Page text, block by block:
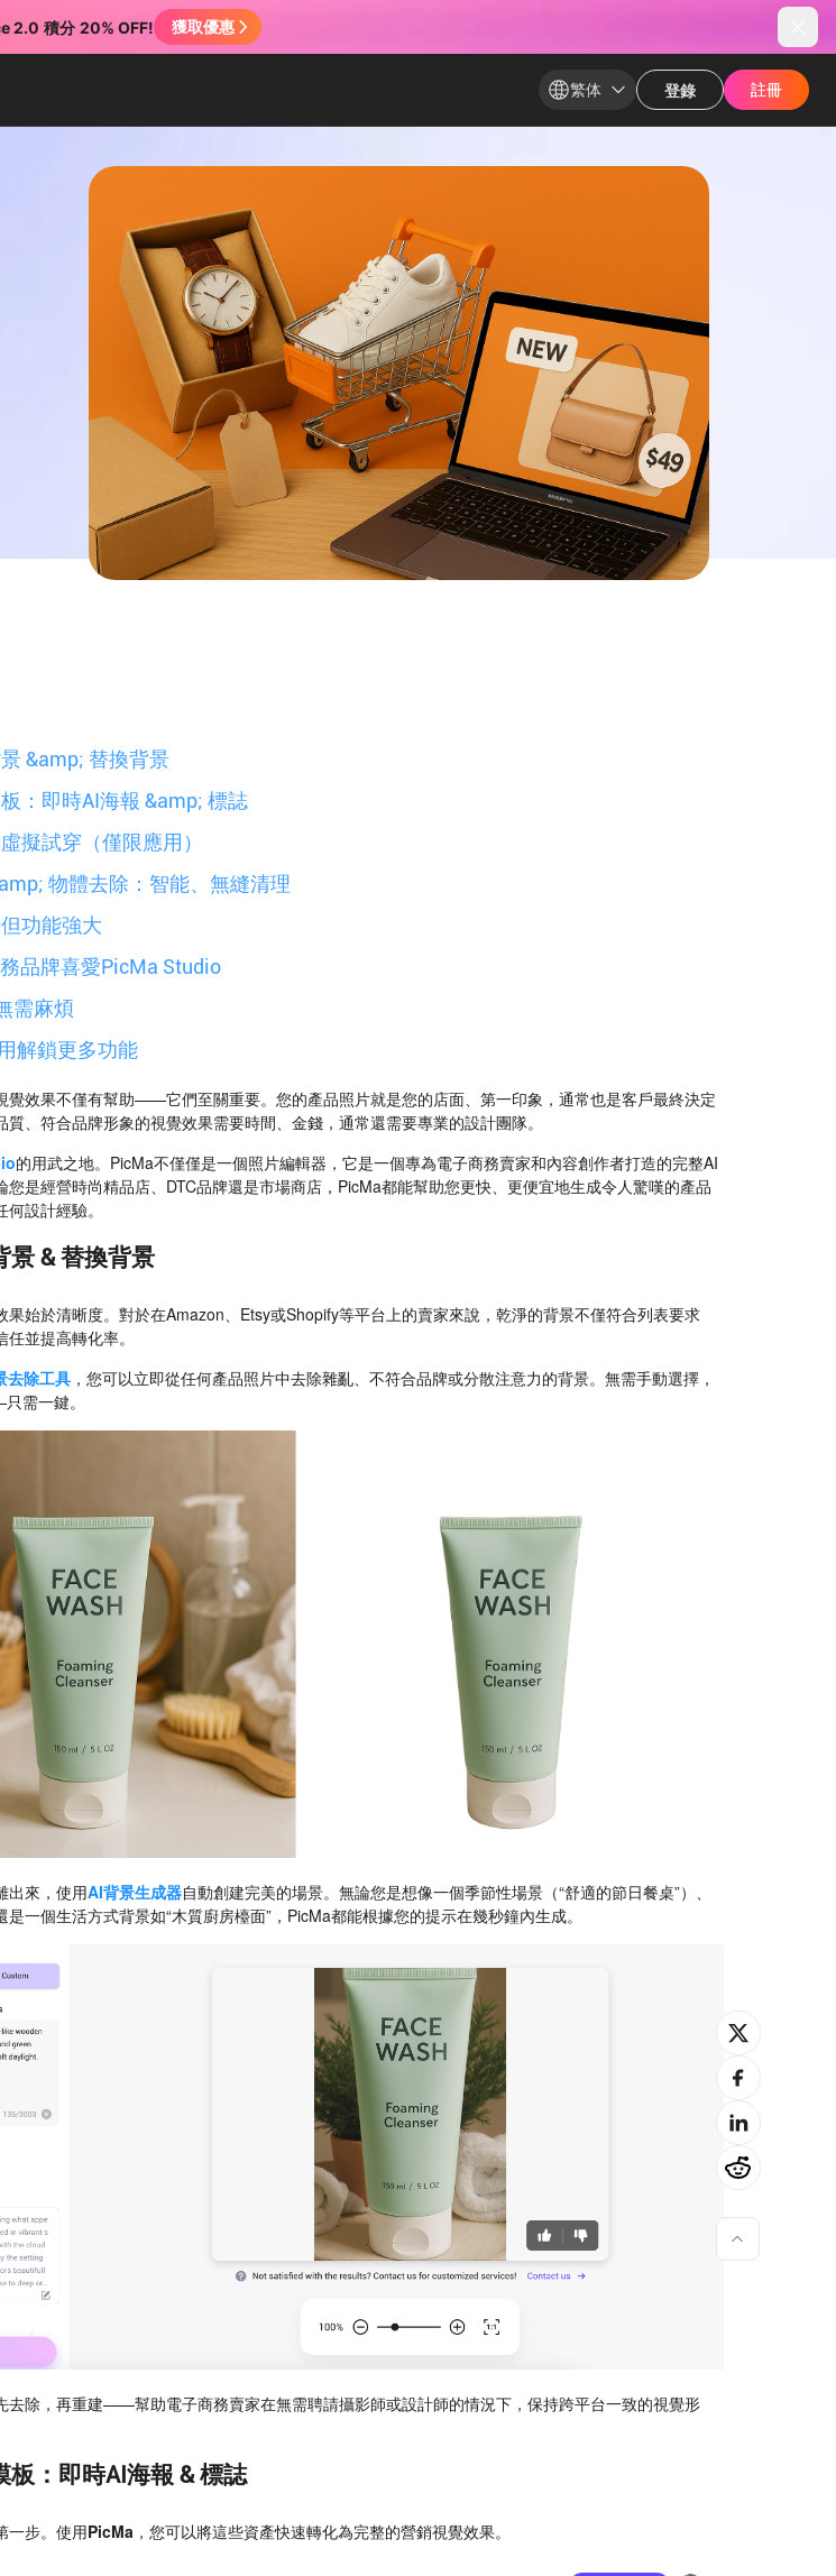
繁体 登錄 註冊​
註冊​
&amp; 替換背景
：即時AI海報 &amp; 標誌
擬試穿（僅限應用）
物體去除：智能、無縫清理
功能強大
品牌喜愛PicMa Studio
需麻煩
解鎖更多功能
覺效果不僅有幫助——它們至關重要。您的產品照片就是您的店面、第一印象，通常也是客戶最終決定
質、符合品牌形象的視覺效果需要時間、金錢，通常還需要專業的設計團隊。
的用武之地。PicMa不僅僅是一個照片編輯器，它是一個專為電子商務賣家和內容創作者打造的完整AI
您是經營時尚精品店、DTC品牌還是市場商店，PicMa都能幫助您更快、更便宜地生成令人驚嘆的產品
設計經驗。
景 & 替換背景
果始於清晰度。對於在Amazon、Etsy或Shopify等平台上的賣家來說，乾淨的背景不僅符合列表要求
並提高轉化率。
去除工具 ，您可以立即從任何產品照片中去除雜亂、不符合品牌或分散注意力的背景。無需手動選擇，
需一鍵。
出來，使用AI背景生成器自動創建完美的場景。無論您是想像一個季節性場景（“舒適的節日餐桌”）、
一個生活方式背景如“木質廚房檯面”，PicMa都能根據您的提示在幾秒鐘內生成。
除，再重建——幫助電子商務賣家在無需聘請攝影師或設計師的情況下，保持跨平台一致的視覺形
板：即時AI海報 & 標誌
一步。使用PicMa ，您可以將這些資產快速轉化為完整的營銷視覺效果。
2.0 積分 20% OFF! 獲取優惠